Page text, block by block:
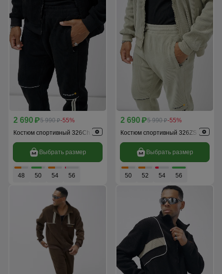
2 690 p5 990 p-55%
Костюм спортивный 326Ch
Выбрать размер
48 50 54 56
2 690 p5 990 p-55%
Костюм спортивный 326ZS
Выбрать размер
50 52 54 56